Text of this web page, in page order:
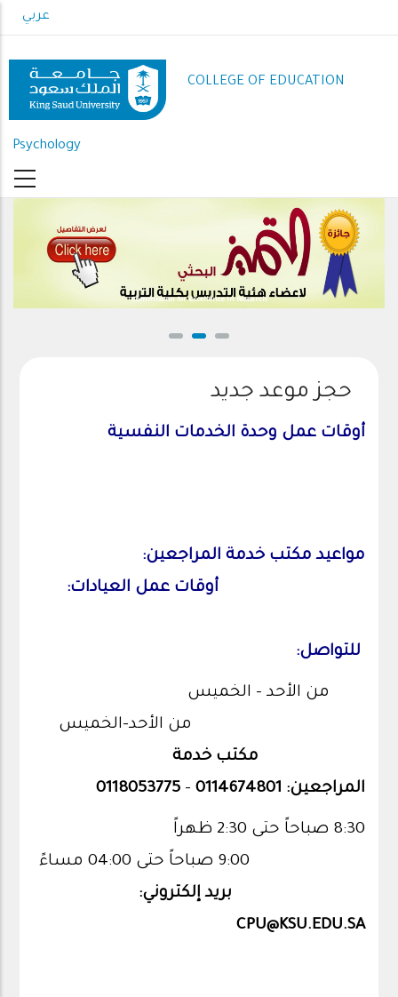
to
content
عربي
COLLEGE OF EDUCATION
Psychology
Commission for Excellence in Research
حجز موعد جديد
أوقات عمل وحدة الخدمات النفسية
مواعيد مكتب خدمة المراجعين:
أوقات عمل العيادات:
للتواصل:
من الأحد - الخميس
من الأحد-الخميس
مكتب خدمة
المراجعين: 0114674801
-
0118053775
8:30 صباحاً حتى 2:30 ظهراً
9:00 صباحاً حتى 04:00 مساءً
بريد إلكتروني:
CPU@KSU.EDU.SA